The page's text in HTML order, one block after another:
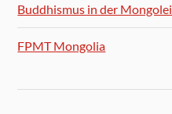
Buddhismus in der Mongolei
FPMT Mongolia